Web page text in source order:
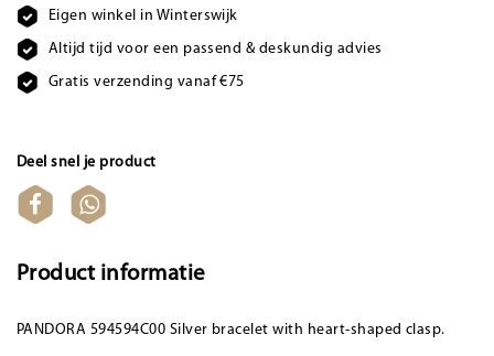
Eigen winkel in Winterswijk
Altijd tijd voor een passend & deskundig advies
Gratis verzending vanaf €75
Deel snel je product
Product informatie
PANDORA 594594C00 Silver bracelet with heart-shaped clasp.